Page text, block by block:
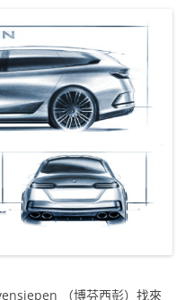
（博芬西彭）找來